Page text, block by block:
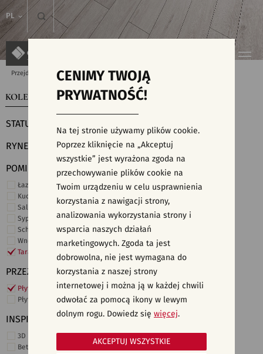
PL
Przejdź do strony głównej Kolekcje
KOLEKCJE WYSZUKIWARKA PŁYTEK
STATUS
RYNEK
POMIESZCZENIE
Łazienka
Kuchnia
Salon i hol
Sypialnia
Schody
Wnętrza komercyjne
Taras i ogród
PRZEZNACZENIE
Płytki ścienne
Płytki podłogowe
INSPIRACJE
3D i struktury
Beton
CENIMY TWOJĄ
PRYWATNOŚĆ!
Na tej stronie używamy plików cookie.
Poprzez kliknięcie na „Akceptuj
wszystkie” jest wyrażona zgoda na
przechowywanie plików cookie na
Twoim urządzeniu w celu usprawnienia
korzystania z nawigacji strony,
analizowania wykorzystania strony i
wsparcia naszych działań
marketingowych. Zgoda ta jest
dobrowolna, nie jest wymagana do
korzystania z naszej strony
internetowej i można ją w każdej chwili
odwołać za pomocą ikony w lewym
dolnym rogu. Dowiedz się więcej.
AKCEPTUJ WSZYSTKIE